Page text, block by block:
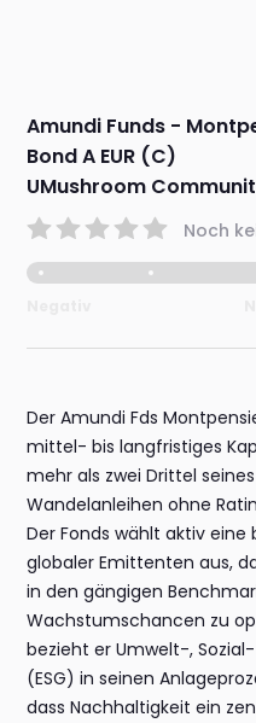
Amundi Funds -
Bond A EUR (C)
UMushroom
Noch
Der Amundi Fds
mittel- bis langfristiges
mehr als zwei Drittel
Wandelanleihen ohne
Der Fonds wählt aktiv
globaler Emittenten aus,
in den gängigen
Wachstumschancen zu
bezieht er Umwelt-,
(ESG) in seinen
dass Nachhaltigkeit ein